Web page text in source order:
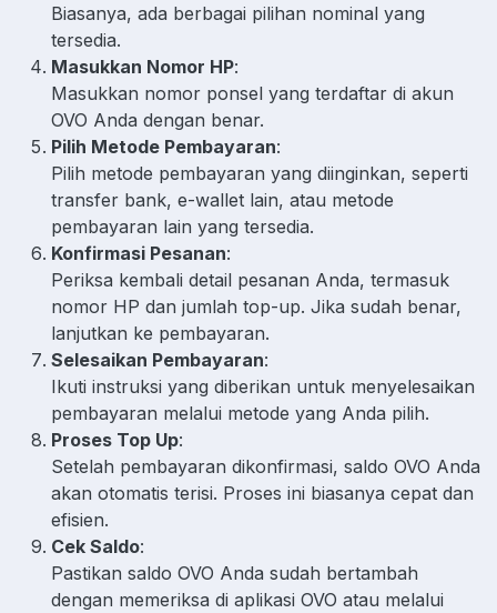
Biasanya, ada berbagai pilihan nominal yang
tersedia.
Masukkan Nomor HP:
Masukkan nomor ponsel yang terdaftar di akun
OVO Anda dengan benar.
Pilih Metode Pembayaran:
Pilih metode pembayaran yang diinginkan, seperti
transfer bank, e-wallet lain, atau metode
pembayaran lain yang tersedia.
Konfirmasi Pesanan:
Periksa kembali detail pesanan Anda, termasuk
nomor HP dan jumlah top-up. Jika sudah benar,
lanjutkan ke pembayaran.
Selesaikan Pembayaran:
Ikuti instruksi yang diberikan untuk menyelesaikan
pembayaran melalui metode yang Anda pilih.
Proses Top Up:
Setelah pembayaran dikonfirmasi, saldo OVO Anda
akan otomatis terisi. Proses ini biasanya cepat dan
efisien.
Cek Saldo:
Pastikan saldo OVO Anda sudah bertambah
dengan memeriksa di aplikasi OVO atau melalui